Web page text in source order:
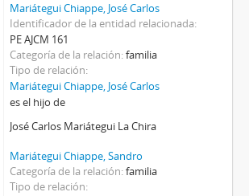
Mariátegui Chiappe, José Carlos
Identificador de la entidad relacionada
PE AJCM 161
Categoría de la relación familia
Tipo de relación
Mariátegui Chiappe, José Carlos
es el hijo de
José Carlos Mariátegui La Chira
Mariátegui Chiappe, Sandro
Categoría de la relación familia
Tipo de relación